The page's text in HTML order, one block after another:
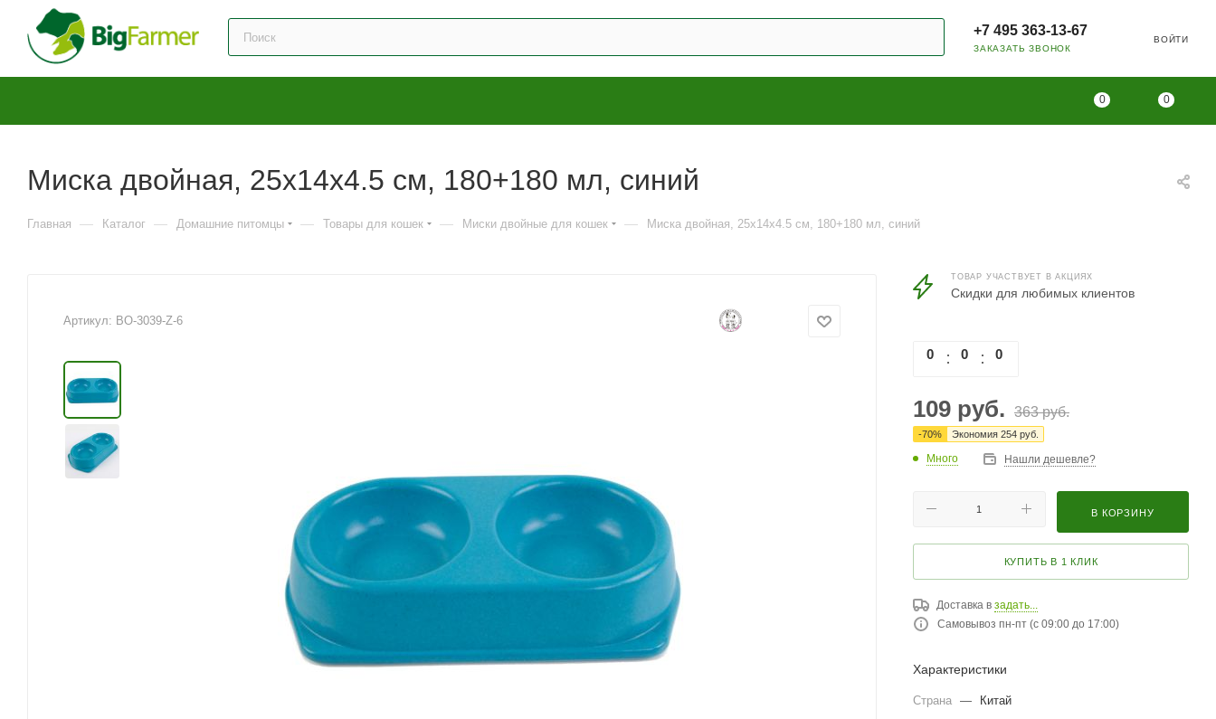
+7 495 363-13-67
ЗАКАЗАТЬ ЗВОНОК
ВОЙТИ
0 0
Миска двойная, 25x14x4.5 см, 180+180 мл, синий
Главная — Каталог — Домашние питомцы — Товары для кошек — Миски двойные для кошек — Миска двойная, 25x14x4.5 см, 180+180 мл, синий
Артикул: BO-3039-Z-6
ТОВАР УЧАСТВУЕТ В АКЦИЯХ
Скидки для любимых клиентов
0 0 0
109 руб. 363руб.
-70% Экономия 254 руб.
Много Нашли дешевле?
В КОРЗИНУ
КУПИТЬ В 1 КЛИК
Доставка в задать...
Самовывоз пн-пт (с 09:00 до 17:00)
Характеристики
Страна — Китай